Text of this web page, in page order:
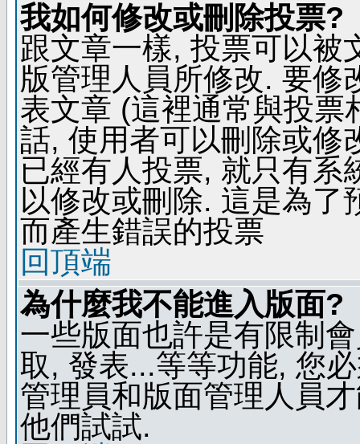
我如何修改或刪除投票?
跟文章一樣, 投票可以被
版管理人員所修改. 要修
表文章 (這裡通常與投票
話, 使用者可以刪除或修
已經有人投票, 就只有系
以修改或刪除. 這是為了
而產生錯誤的投票
回頂端
為什麼我不能進入版面?
一些版面也許是有限制
取, 發表...等等功能, 您
管理員和版面管理人員
他們試試.